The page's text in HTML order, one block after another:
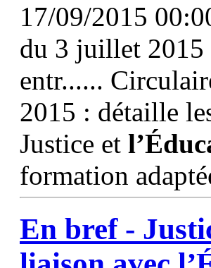
17/09/2015
du 3 juillet 2015
entr......
2015 : détaille
Justice et
formation
En bref -